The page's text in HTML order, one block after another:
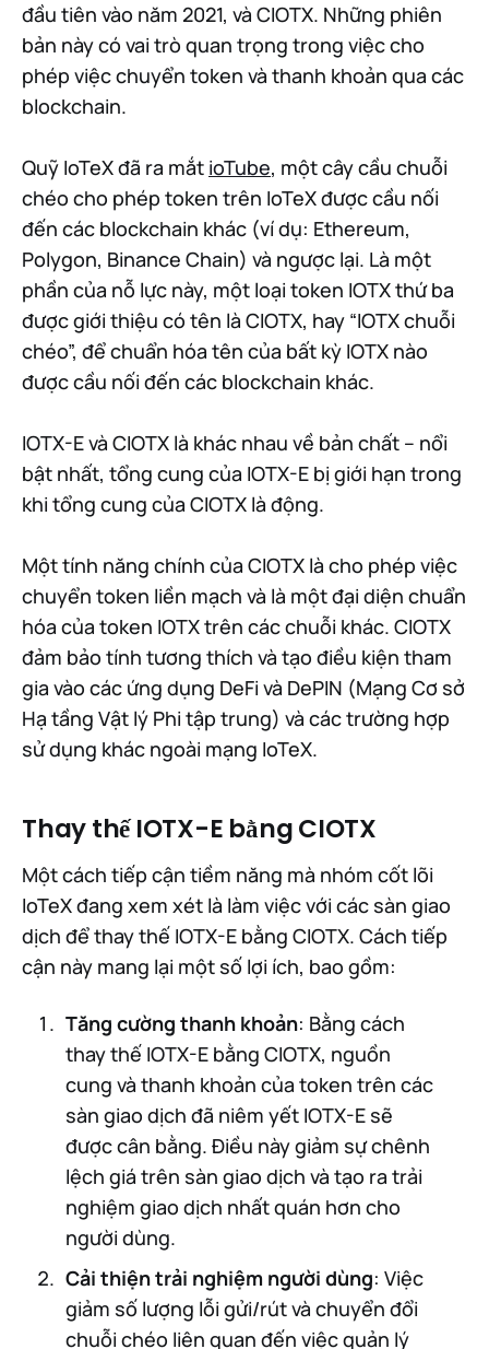
đầu tiên vào năm 2021, và CIOTX. Những phiên
bản này có vai trò quan trọng trong việc cho
phép việc chuyển token và thanh khoản qua các
blockchain.
Quỹ IoTeX đã ra mắt ioTube, một cây cầu chuỗi
chéo cho phép token trên IoTeX được cầu nối
đến các blockchain khác (ví dụ: Ethereum,
Polygon, Binance Chain) và ngược lại. Là một
phần của nỗ lực này, một loại token IOTX thứ ba
được giới thiệu có tên là CIOTX, hay “IOTX chuỗi
chéo”, để chuẩn hóa tên của bất kỳ IOTX nào
được cầu nối đến các blockchain khác.
IOTX-E và CIOTX là khác nhau về bản chất – nổi
bật nhất, tổng cung của IOTX-E bị giới hạn trong
khi tổng cung của CIOTX là động.
Một tính năng chính của CIOTX là cho phép việc
chuyển token liền mạch và là một đại diện chuẩn
hóa của token IOTX trên các chuỗi khác. CIOTX
đảm bảo tính tương thích và tạo điều kiện tham
gia vào các ứng dụng DeFi và DePIN (Mạng Cơ sở
Hạ tầng Vật lý Phi tập trung) và các trường hợp
sử dụng khác ngoài mạng IoTeX.
Thay thế IOTX-E bằng CIOTX
Một cách tiếp cận tiềm năng mà nhóm cốt lõi
IoTeX đang xem xét là làm việc với các sàn giao
dịch để thay thế IOTX-E bằng CIOTX. Cách tiếp
cận này mang lại một số lợi ích, bao gồm:
Tăng cường thanh khoản: Bằng cách
thay thế IOTX-E bằng CIOTX, nguồn
cung và thanh khoản của token trên các
sàn giao dịch đã niêm yết IOTX-E sẽ
được cân bằng. Điều này giảm sự chênh
lệch giá trên sàn giao dịch và tạo ra trải
nghiệm giao dịch nhất quán hơn cho
người dùng.
Cải thiện trải nghiệm người dùng: Việc
giảm số lượng lỗi gửi/rút và chuyển đổi
chuỗi chéo liên quan đến việc quản lý